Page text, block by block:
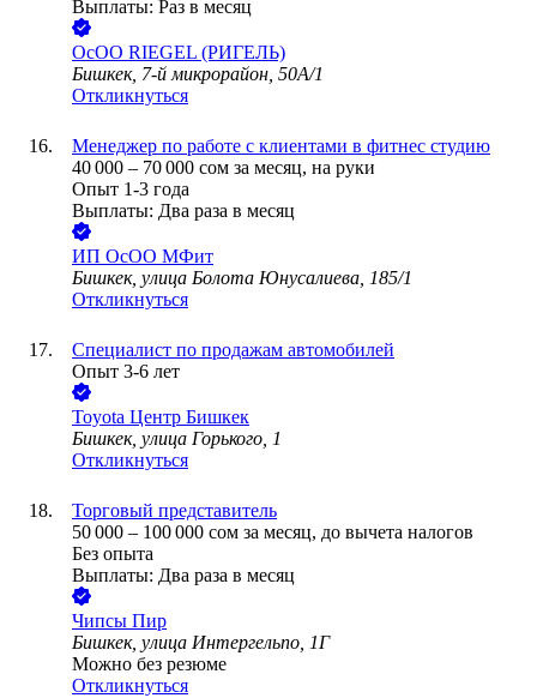
Выплаты: Раз в месяц
ОсОО RIEGEL (РИГЕЛЬ)
Бишкек, 7-й микрорайон, 50А/1
Откликнуться
Менеджер по работе с клиентами в фитнес студию
40 000 – 70 000 сом за месяц, на руки
Опыт 1-3 года
Выплаты: Два раза в месяц
ИП ОсОО МФит
Бишкек, улица Болота Юнусалиева, 185/1
Откликнуться
Специалист по продажам автомобилей
Опыт 3-6 лет
Toyota Центр Бишкек
Бишкек, улица Горького, 1
Откликнуться
Торговый представитель
50 000 – 100 000 сом за месяц, до вычета налогов
Без опыта
Выплаты: Два раза в месяц
Чипсы Пир
Бишкек, улица Интергельпо, 1Г
Можно без резюме
Откликнуться